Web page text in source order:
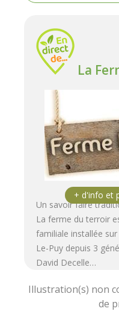
La
Un savoir faire
La ferme du terroir
familiale installée
Le-Puy depuis 3
David Decelle…